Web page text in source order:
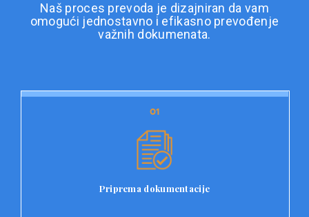
Naš proces prevoda je dizajniran da vam
omogući jednostavno i efikasno prevođenje
važnih dokumenata.
01
Priprema dokumentacije
01
Prvi korak u našem procesu prevoda je priprema
dokumentacije. Korisnici jednostavno učitavaju svoje
dokumenta, kao i specifične zahtjeve za prevod.